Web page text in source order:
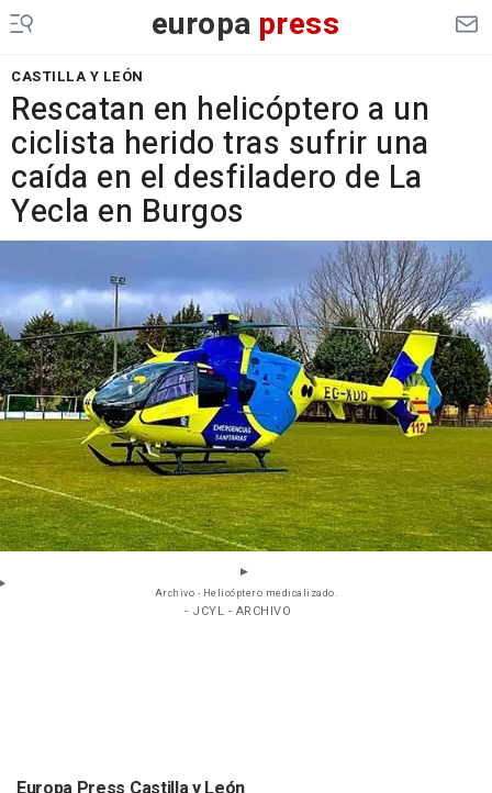
europa press
CASTILLA Y LEÓN
Rescatan en helicóptero a un
ciclista herido tras sufrir una
caída en el desfiladero de La
Yecla en Burgos
Archivo - Helicóptero medicalizado.
- JCYL - ARCHIVO